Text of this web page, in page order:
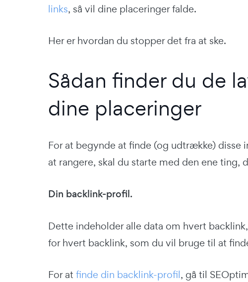
links, så vil dine placeringer falde.
Her er hvordan du stopper det fra at ske.
Sådan finder du de
dine placeringer
For at begynde at finde (og udtrække)
at rangere, skal du starte med den ene
Din backlink-profil.
Dette indeholder alle data om hvert
for hvert backlink, som du vil bruge til at
For at finde din backlink-profil, gå til